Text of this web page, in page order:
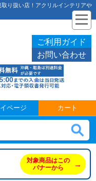
り扱い店！アクリルインテリアや
ご利用ガイド
お問い合わせ
ページ カート
対象商品はこの
バナーから
→